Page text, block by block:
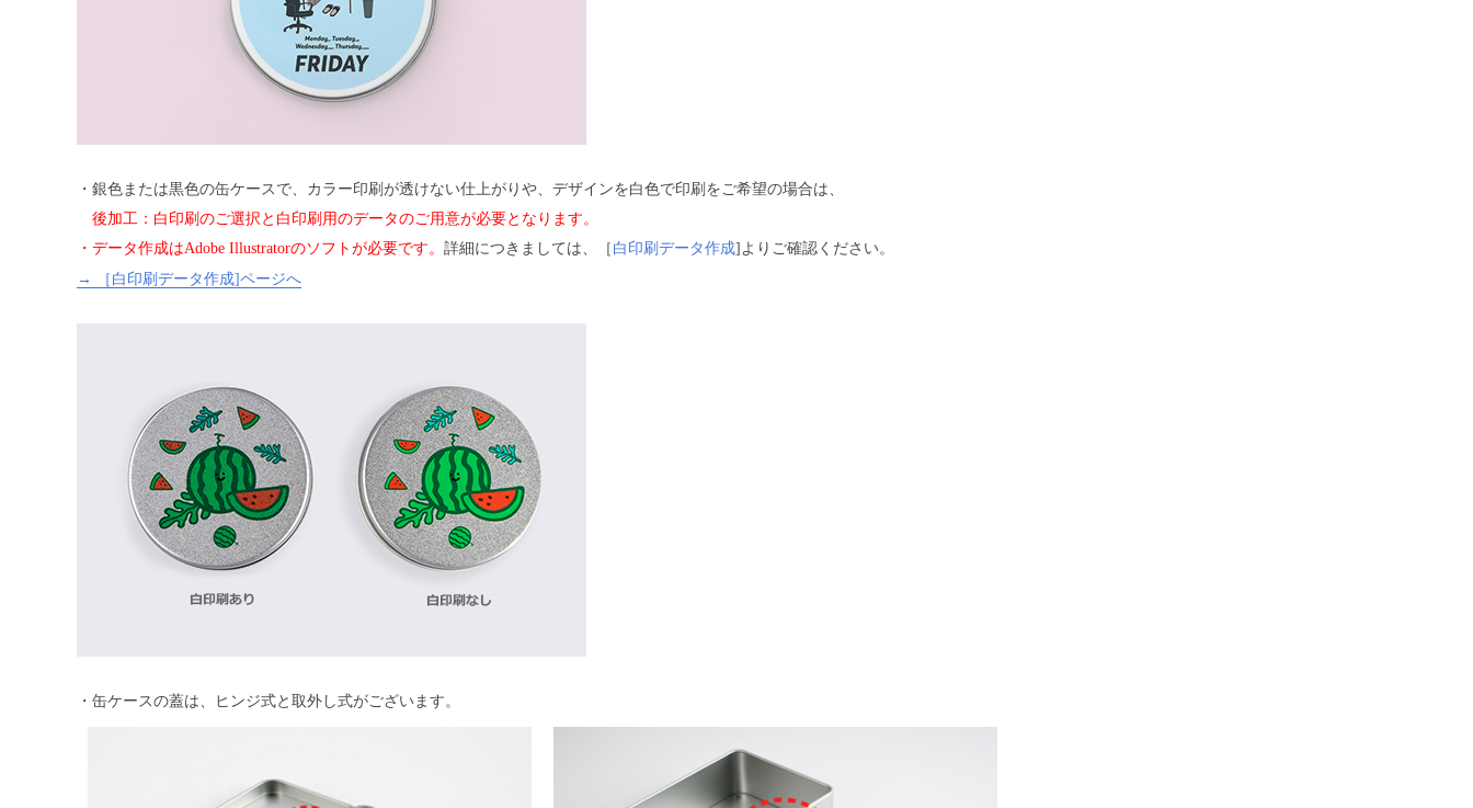
・銀色または黒色の缶ケースで、カラー印刷が透けない仕上がりや、デザインを白色で印刷をご希望の場合は、
後加工：白印刷のご選択と白印刷用のデータのご用意が必要となります。
・データ作成はAdobe Illustratorのソフトが必要です。 詳細につきましては、［ 白印刷データ作成]よりご確認ください。
→ ［白印刷データ作成]ページへ
・缶ケースの蓋は、ヒンジ式と取外し式がございます。